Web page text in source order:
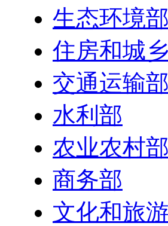
生态环境部
住房和城
交通运输部
水利部
农业农村部
商务部
文化和旅